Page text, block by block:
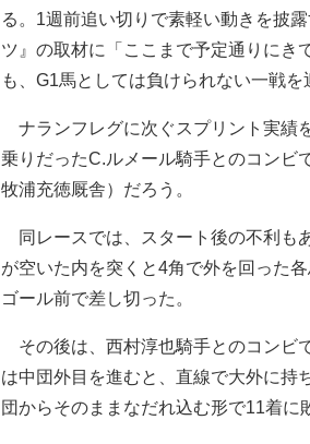
る。1週前追い切りで素軽い動きを披
ツ』の取材に「ここまで予定通りにき
も、G1馬としては負けられない一戦を
ナランフレグに次ぐスプリント実績
乗りだったC.ルメール騎手とのコンビ
牧浦充徳厩舎）だろう。
同レースでは、スタート後の不利も
が空いた内を突くと4角で外を回った
ゴール前で差し切った。
その後は、西村淳也騎手とのコンビ
は中団外目を進むと、直線で大外に持
団からそのままなだれ込む形で11着に